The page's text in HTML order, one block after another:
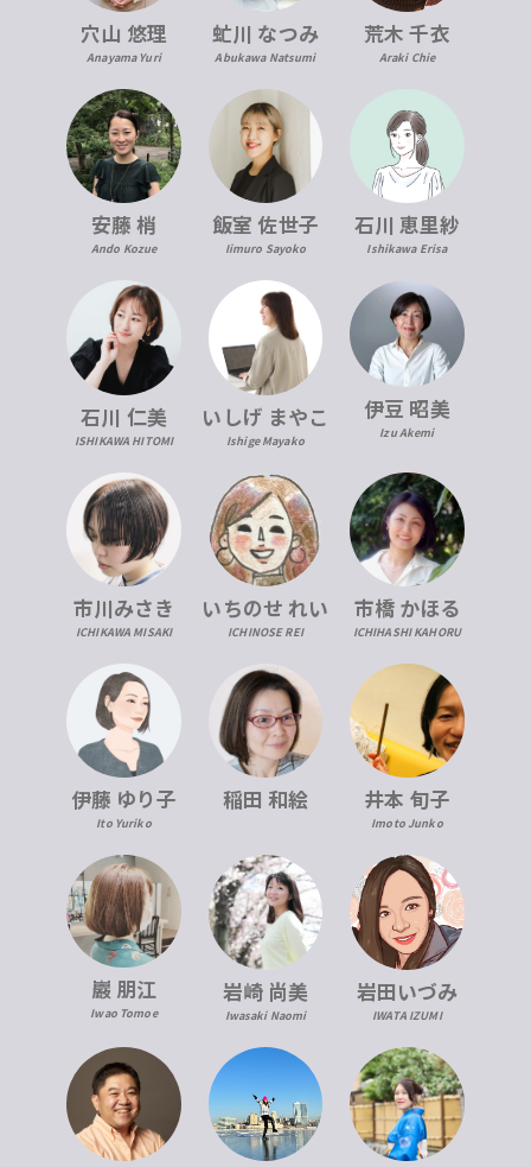
穴山 悠理
Anayama Yuri
虻川 なつみ
Abukawa Natsumi
荒木 千衣
Araki Chie
安藤 梢
Ando Kozue
飯室 佐世子
Iimuro Sayoko
石川 恵里紗
Ishikawa Erisa
石川 仁美
ISHIKAWA HITOMI
いしげ まやこ
Ishige Mayako
伊豆 昭美
Izu Akemi
市川みさき
ICHIKAWA MISAKI
いちのせ れい
ICHINOSE REI
市橋 かほる
ICHIHASHI KAHORU
伊藤 ゆり子
Ito Yuriko
稲田 和絵 井本 旬子
Imoto Junko
巖 朋江
Iwao Tomoe
岩崎 尚美
Iwasaki Naomi
岩田いづみ
IWATA IZUMI